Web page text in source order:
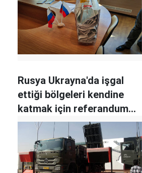
Rusya Ukrayna'da işgal
ettiği bölgeleri kendine
katmak için referandum
düzenliyor